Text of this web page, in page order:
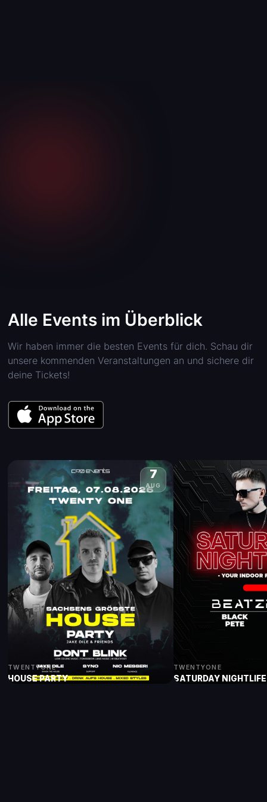
Alle Events im Überblick
Wir haben immer die besten Events für dich. Schau dir
unsere kommenden Veranstaltungen an und sichere dir
deine Tickets!
7
AUG
TWENTYONE
HOUSE PARTY
TWENTYONE
SATURDAY NIGHTLIFE